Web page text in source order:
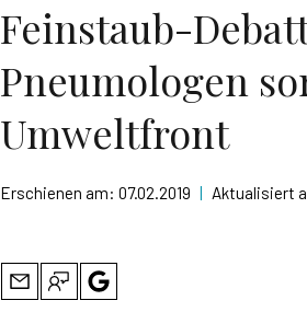
Feinstaub-
Pneumologen
Umweltfront
Erschienen am: 07.02.2019 | Aktualisiert